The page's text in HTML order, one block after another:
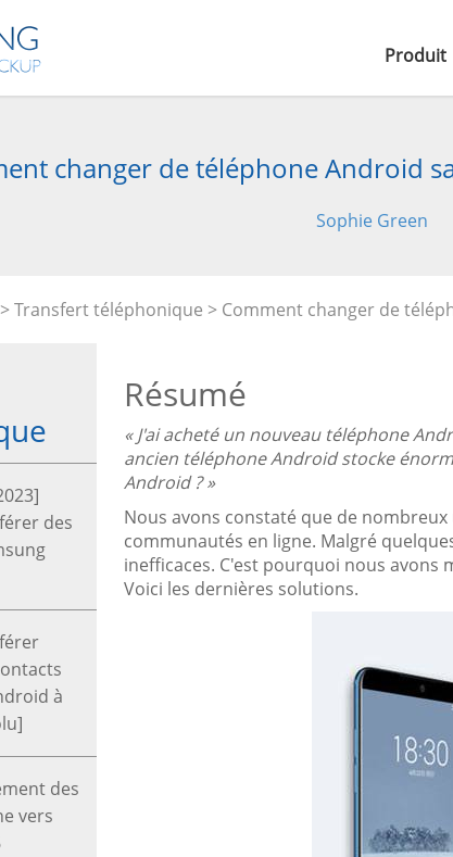
Produit
changer de téléphone Android
Sophie Green
>Transfert téléphonique > Comment changer de
des
à
des
vers
Résumé
« J'ai acheté un nouveau téléphone
ancien téléphone Android stocke
Android ? »
Nous avons constaté que de
communautés en ligne. Malgré
inefficaces. C'est pourquoi nous avons
Voici les dernières solutions.